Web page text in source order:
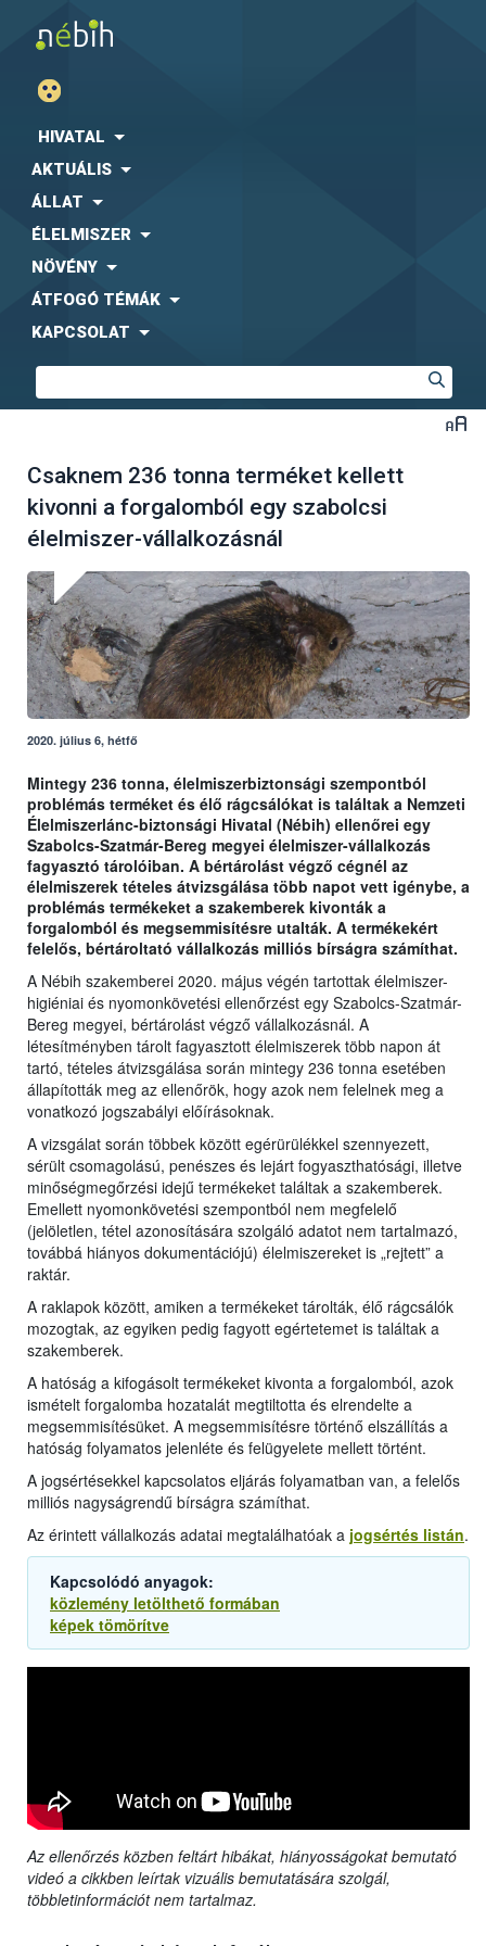
HIVATAL
AKTUÁLIS
ÁLLAT
ÉLELMISZER
NÖVÉNY
ÁTFOGÓ TÉMÁK
KAPCSOLAT
Csaknem 236 tonna terméket kellett
kivonni a forgalomból egy szabolcsi
élelmiszer-vállalkozásnál
2020. július 6, hétfő
Mintegy 236 tonna, élelmiszerbiztonsági szempontból
problémás terméket és élő rágcsálókat is találtak a Nemzeti
Élelmiszerlánc-biztonsági Hivatal (Nébih) ellenőrei egy
Szabolcs-Szatmár-Bereg megyei élelmiszer-vállalkozás
fagyasztó tárolóiban. A bértárolást végző cégnél az
élelmiszerek tételes átvizsgálása több napot vett igénybe, a
problémás termékeket a szakemberek kivonták a
forgalomból és megsemmisítésre utalták. A termékekért
felelős, bértároltató vállalkozás milliós bírságra számíthat.
A Nébih szakemberei 2020. május végén tartottak élelmiszer-
higiéniai és nyomonkövetési ellenőrzést egy Szabolcs-Szatmár-
Bereg megyei, bértárolást végző vállalkozásnál. A
létesítményben tárolt fagyasztott élelmiszerek több napon át
tartó, tételes átvizsgálása során mintegy 236 tonna esetében
állapították meg az ellenőrök, hogy azok nem felelnek meg a
vonatkozó jogszabályi előírásoknak.
A vizsgálat során többek között egérürülékkel szennyezett,
sérült csomagolású, penészes és lejárt fogyaszthatósági, illetve
minőségmegőrzési idejű termékeket találtak a szakemberek.
Emellett nyomonkövetési szempontból nem megfelelő
(jelöletlen, tétel azonosítására szolgáló adatot nem tartalmazó,
továbbá hiányos dokumentációjú) élelmiszereket is „rejtett” a
raktár.
A raklapok között, amiken a termékeket tárolták, élő rágcsálók
mozogtak, az egyiken pedig fagyott egértetemet is találtak a
szakemberek.
A hatóság a kifogásolt termékeket kivonta a forgalomból, azok
ismételt forgalomba hozatalát megtiltotta és elrendelte a
megsemmisítésüket. A megsemmisítésre történő elszállítás a
hatóság folyamatos jelenléte és felügyelete mellett történt.
A jogsértésekkel kapcsolatos eljárás folyamatban van, a felelős
milliós nagyságrendű bírságra számíthat.
Az érintett vállalkozás adatai megtalálhatóak a jogsértés listán.
Kapcsolódó anyagok:
közlemény letölthető formában
képek tömörítve
Az ellenőrzés közben feltárt hibákat, hiányosságokat bemutató
videó a cikkben leírtak vizuális bemutatására szolgál,
többletinformációt nem tartalmaz.